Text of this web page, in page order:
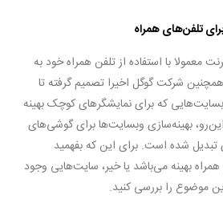
معمولا با استفاده از تلفن همراه خود به
شرکت گوگل اخیرا تصمیم گرفته تا
که برای نمایشگرهای کوچک بهینه
بهینه‌سازی وبسایت‌ها برای گوشی‌های
شده است. برای این که بفهمید
بهینه می‌باشد یا خیر، سایت‌هایی وجود
موضوع را بررسی کنید.